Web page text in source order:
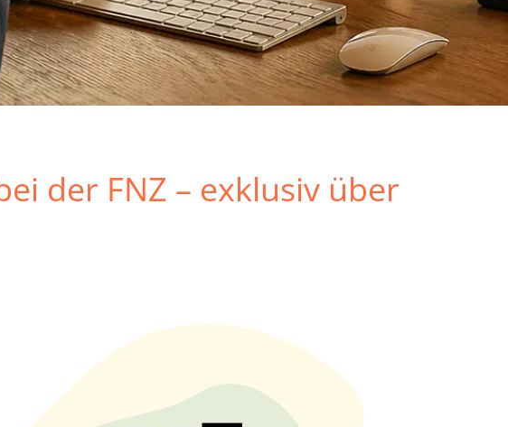
der FNZ – exklusiv über